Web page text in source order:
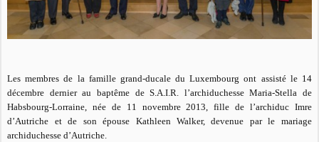
Les membres de la famille grand-ducale du Luxembourg ont assisté le 14
décembre dernier au baptême de S.A.I.R. l’archiduchesse Maria-Stella de
Habsbourg-Lorraine, née de 11 novembre 2013, fille de l’archiduc Imre
d’Autriche et de son épouse Kathleen Walker, devenue par le mariage
archiduchesse d’Autriche.